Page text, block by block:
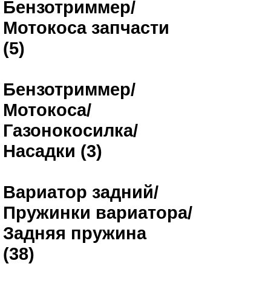
Бензотриммер/
Мотокоса запчасти
(5)
Бензотриммер/
Мотокоса/
Газонокосилка/
Насадки (3)
Вариатор задний/
Пружинки вариатора/
Задняя пружина
(38)